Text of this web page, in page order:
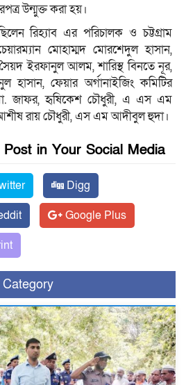
উন্মুক্ত করা হয়।
রিহ্যাব এর পরিচালক ও চট্টগ্রাম
মোহাম্মদ মোরশেদুল হাসান,
ইরফানুল আলম, শারিস্থ বিনতে নূর,
হাসান, ফেয়ার অর্গানাইজিং কমিটির
জাফর, হৃষিকেশ চৌধুরী, এ এস এম
রায় চৌধুরী, এস এম আদীবুল হুদা।
in Your Social Media
Digg
Google Plus